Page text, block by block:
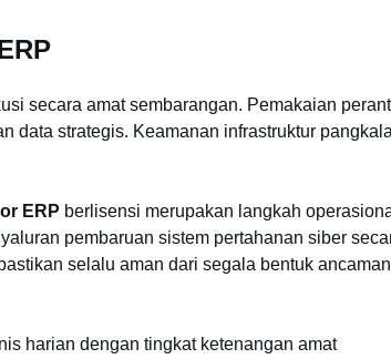
secara amat sembarangan. Pemakaian
data strategis. Keamanan infrastruktur
ERP berlisensi merupakan langkah
pembaruan sistem pertahanan siber
selalu aman dari segala bentuk ancaman
harian dengan tingkat ketenangan amat